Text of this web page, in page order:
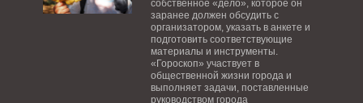
собственное «дело», которое он
заранее должен обсудить с
организатором, указать в анкете и
подготовить соответствующие
материалы и инструменты.
«Гороскоп» участвует в
общественной жизни города и
выполняет задачи, поставленные
руководством города